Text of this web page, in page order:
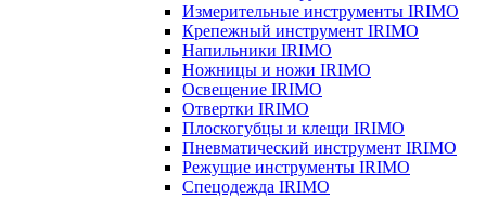
Измерительные инструменты IRIMO
Крепежный инструмент IRIMO
Напильники IRIMO
Ножницы и ножи IRIMO
Освещение IRIMO
Отвертки IRIMO
Плоскогубцы и клещи IRIMO
Пневматический инструмент IRIMO
Режущие инструменты IRIMO
Спецодежда IRIMO